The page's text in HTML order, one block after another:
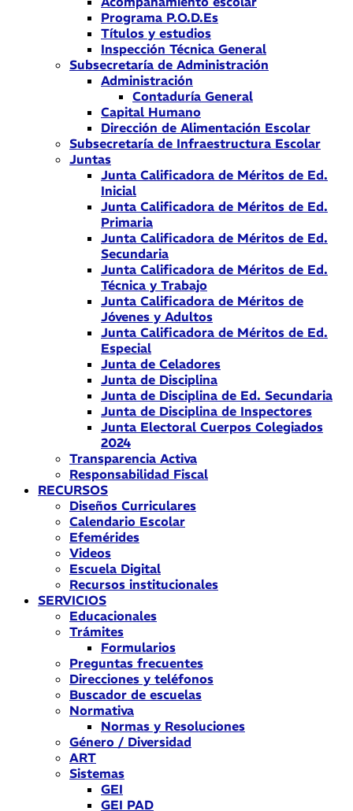
Programa P.O.D.Es
Títulos y estudios
Inspección Técnica General
Subsecretaría de Administración
Administración
Contaduría General
Capital Humano
Dirección de Alimentación Escolar
Subsecretaría de Infraestructura Escolar
Juntas
Junta Calificadora de Méritos de Ed.
Inicial
Junta Calificadora de Méritos de Ed.
Primaria
Junta Calificadora de Méritos de Ed.
Secundaria
Junta Calificadora de Méritos de Ed.
Técnica y Trabajo
Junta Calificadora de Méritos de
Jóvenes y Adultos
Junta Calificadora de Méritos de Ed.
Especial
Junta de Celadores
Junta de Disciplina
Junta de Disciplina de Ed. Secundaria
Junta de Disciplina de Inspectores
Junta Electoral Cuerpos Colegiados
2024
Transparencia Activa
Responsabilidad Fiscal
RECURSOS
Diseños Curriculares
Calendario Escolar
Efemérides
Videos
Escuela Digital
Recursos institucionales
SERVICIOS
Educacionales
Trámites
Formularios
Preguntas frecuentes
Direcciones y teléfonos
Buscador de escuelas
Normativa
Normas y Resoluciones
Género / Diversidad
ART
Sistemas
GEI
GEI PAD